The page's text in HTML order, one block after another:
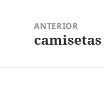
entradas
ANTERIOR
Entrada